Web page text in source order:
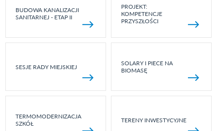
BUDOWA KANALIZACJI
SANITARNEJ - ETAP II
PROJEKT:
KOMPETENCJE
PRZYSZŁOŚCI
SESJE RADY MIEJSKIEJ
SOLARY I PIECE NA
BIOMASĘ
TERMOMODERNIZACJA
SZKÓŁ
TERENY INWESTYCYJNE